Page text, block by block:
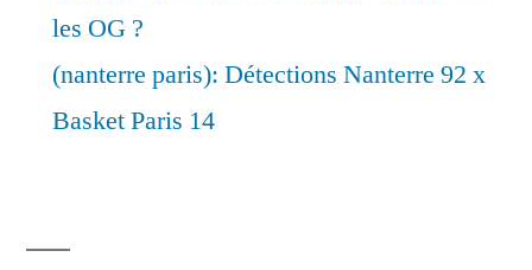
les OG ?
(nanterre paris): Détections Nanterre 92 x
Basket Paris 14